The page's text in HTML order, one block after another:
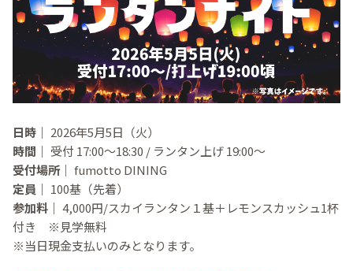
日時｜ 2026年5月5日（火）
時間｜ 受付 17:00～18:30 / ランタン上げ 19:00～
受付場所｜ fumotto DINING
定員｜ 100基（先着）
参加料｜ 4,000円/スカイランタン１基＋レモンスカッシュ1杯
付き ※見学無料
※当日現金支払いのみとなります。